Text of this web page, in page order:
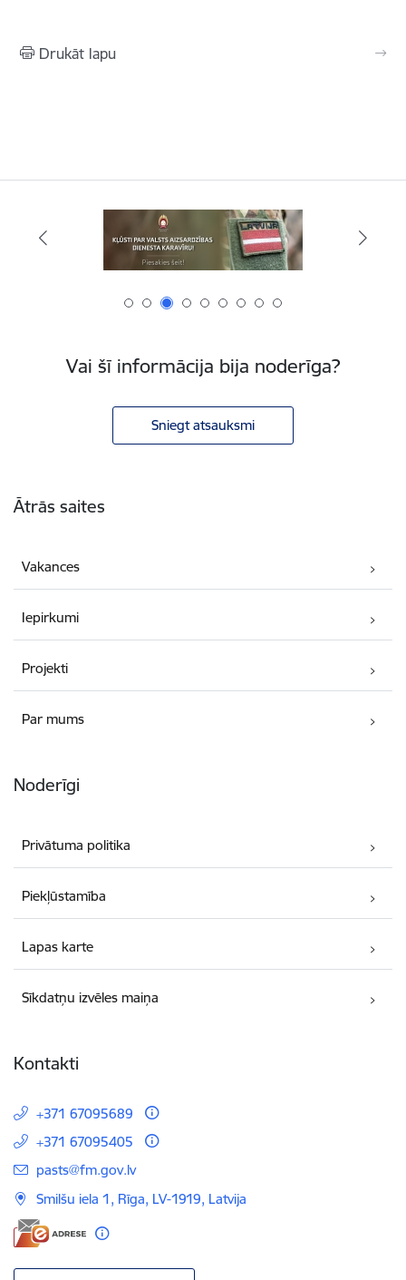
Drukāt lapu
Vai šī informācija bija noderīga?
Sniegt atsauksmi
Ātrās saites
Vakances
Iepirkumi
Projekti
Par mums
Noderīgi
Privātuma politika
Piekļūstamība
Lapas karte
Sīkdatņu izvēles maiņa
Kontakti
+371 67095689
+371 67095405
E-pasts:
pasts@fm.gov.lv
Smilšu iela 1, Rīga, LV-1919, Latvija